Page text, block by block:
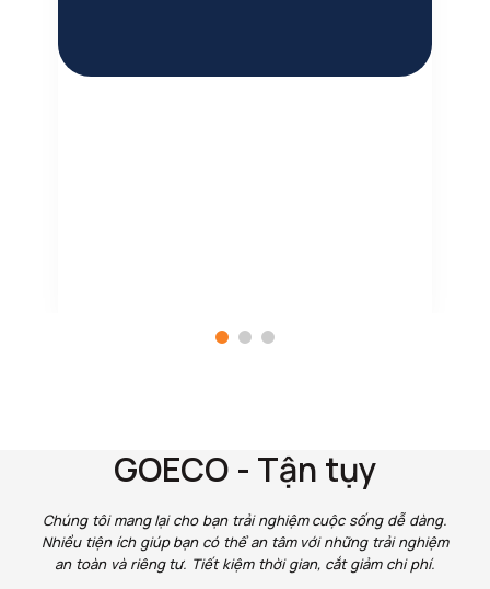
GOECO - Tận tụy
Chúng tôi mang lại cho bạn trải nghiệm cuộc sống dễ dàng.
Nhiều tiện ích giúp bạn có thể an tâm với những trải nghiệm
an toàn và riêng tư. Tiết kiệm thời gian, cắt giảm chi phí.